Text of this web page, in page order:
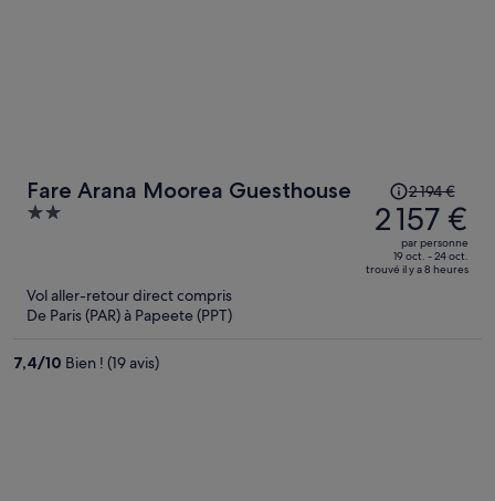
Fare Arana Moorea Guesthouse
2
5
Le
prix
était
de
2 194 €.
2 194 €
2 157 €
par personne
19 oct. - 24 oct.
trouvé il y a 8 heures
Vol aller-retour direct compris
De Paris (PAR) à Papeete (PPT)
7,4/10 Bien ! (19 avis)